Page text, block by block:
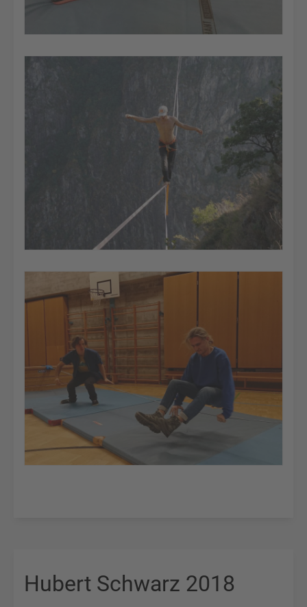
Hubert Schwarz 2018